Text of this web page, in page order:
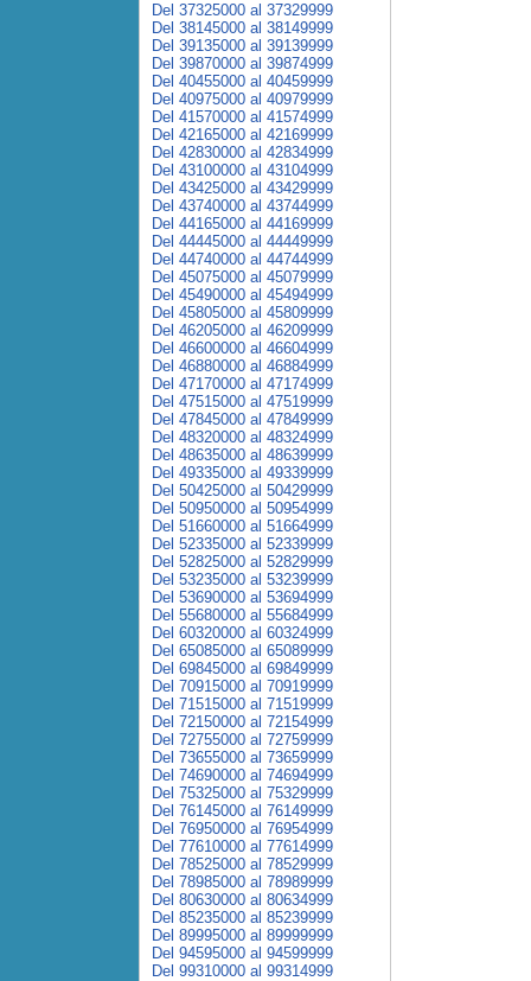
Del 37325000 al 37329999
Del 38145000 al 38149999
Del 39135000 al 39139999
Del 39870000 al 39874999
Del 40455000 al 40459999
Del 40975000 al 40979999
Del 41570000 al 41574999
Del 42165000 al 42169999
Del 42830000 al 42834999
Del 43100000 al 43104999
Del 43425000 al 43429999
Del 43740000 al 43744999
Del 44165000 al 44169999
Del 44445000 al 44449999
Del 44740000 al 44744999
Del 45075000 al 45079999
Del 45490000 al 45494999
Del 45805000 al 45809999
Del 46205000 al 46209999
Del 46600000 al 46604999
Del 46880000 al 46884999
Del 47170000 al 47174999
Del 47515000 al 47519999
Del 47845000 al 47849999
Del 48320000 al 48324999
Del 48635000 al 48639999
Del 49335000 al 49339999
Del 50425000 al 50429999
Del 50950000 al 50954999
Del 51660000 al 51664999
Del 52335000 al 52339999
Del 52825000 al 52829999
Del 53235000 al 53239999
Del 53690000 al 53694999
Del 55680000 al 55684999
Del 60320000 al 60324999
Del 65085000 al 65089999
Del 69845000 al 69849999
Del 70915000 al 70919999
Del 71515000 al 71519999
Del 72150000 al 72154999
Del 72755000 al 72759999
Del 73655000 al 73659999
Del 74690000 al 74694999
Del 75325000 al 75329999
Del 76145000 al 76149999
Del 76950000 al 76954999
Del 77610000 al 77614999
Del 78525000 al 78529999
Del 78985000 al 78989999
Del 80630000 al 80634999
Del 85235000 al 85239999
Del 89995000 al 89999999
Del 94595000 al 94599999
Del 99310000 al 99314999